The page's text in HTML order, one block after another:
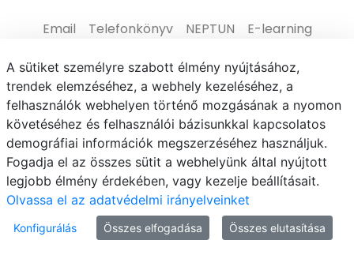
Email Telefonkönyv NEPTUN
E-learning
Médiaközpont
Informatikai Igazgatóság
Adatvédelem
© MATE 2021
A sütiket személyre szabott élmény nyújtásához,
trendek elemzéséhez, a webhely kezeléséhez, a
felhasználók webhelyen történő mozgásának a nyomon
követéséhez és felhasználói bázisunkkal kapcsolatos
demográfiai információk megszerzéséhez használjuk.
Fogadja el az összes sütit a webhelyünk által nyújtott
legjobb élmény érdekében, vagy kezelje beállításait.
Olvassa el az adatvédelmi irányelveinket
Konfigurálás Összes elfogadása Összes elutasítása